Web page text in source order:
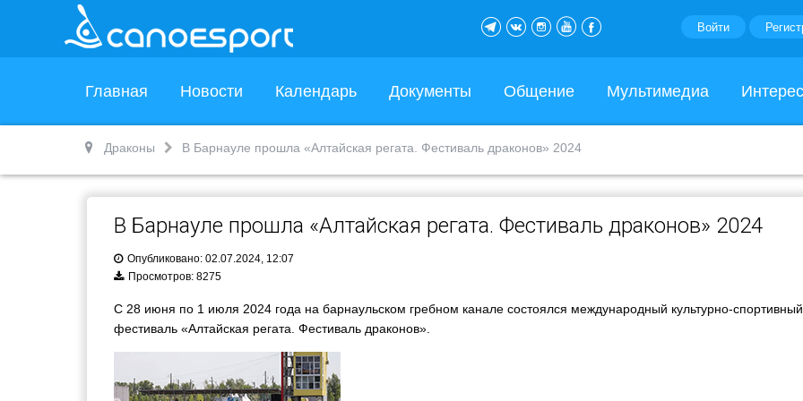
Войти
Главная Новости Календарь Документы Общение Мультимедиа
Драконы В Барнауле прошла «Алтайская регата. Фестиваль драконов» 2024
В Барнауле прошла «Алтайская регата. Фестиваль драконов» 2024
Опубликовано: 02.07.2024, 12:07
Просмотров: 8275
С 28 июня по 1 июля 2024 года на барнаульском гребном канале состоялся международный культурно-спортивный
фестиваль «Алтайская регата. Фестиваль драконов».